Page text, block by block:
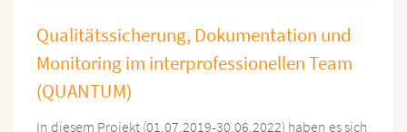
Qualitätssicherung, Dokumentation und
Monitoring im interprofessionellen Team
(QUANTUM)
In diesem Projekt (01.07.2019-30.06.2022) haben es sich